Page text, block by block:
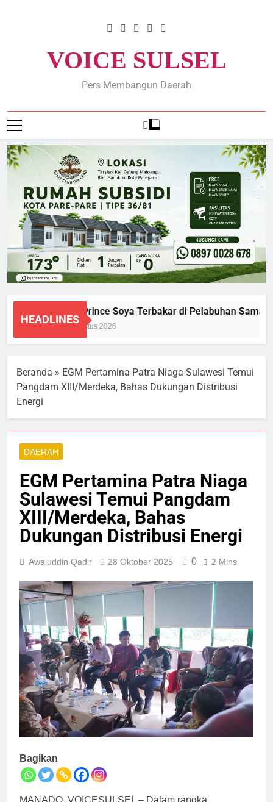
VOICE SULSEL
Pers Membangun Daerah
HEADLINES
KM Prince Soya Terbakar di Pelabuhan
1 Agustus 2026
Beranda » EGM Pertamina Patra Niaga Sulawesi Temui
Pangdam XIII/Merdeka, Bahas Dukungan Distribusi
Energi
DAERAH
EGM Pertamina Patra Niaga
Sulawesi Temui Pangdam
XIII/Merdeka, Bahas
Dukungan Distribusi Energi
Awaluddin Qadir 28 Oktober 2025 0 2 Mins
Bagikan